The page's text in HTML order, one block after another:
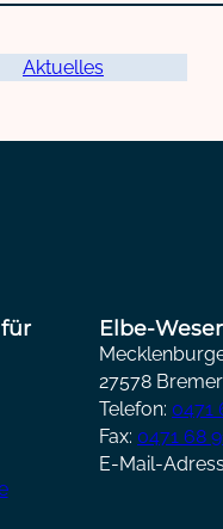
Aktuelles
Elbe-
27578
Telefon: 0471
Fax: 0471 68
E-Mail-